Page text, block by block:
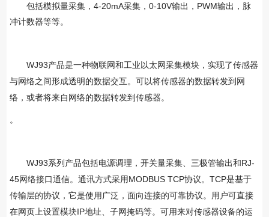
包括模拟量采集，4-20mA采集，0-10V输出，PWM输出，脉
冲计数器等等。
WJ93产品是一种物联网和工业以太网采集模块，实现了传感器
与网络之间形成透明的数据交互。可以将传感器的数据转发到网
络，或者将来自网络的数据转发到传感器。
。
WJ93系列产品包括电源调理，开关量采集、三极管输出和RJ-
45网络接口通信。通讯方式采用 MODBUS TCP协议。TCP是基于
传输层的协议，它是使用广泛，面向连接的可靠协议。用户可直接
在网页上设置模块IP地址、子网掩码等。可用来对传感器设备的运